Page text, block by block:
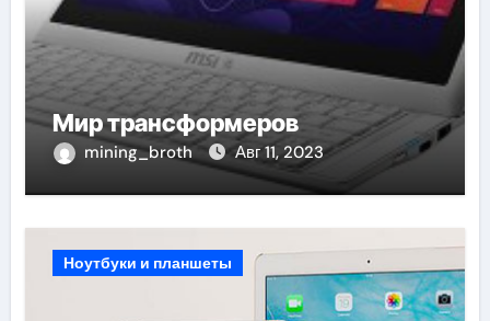
Мир трансформеров
mining_broth Авг 11, 2023
Ноутбуки и планшеты